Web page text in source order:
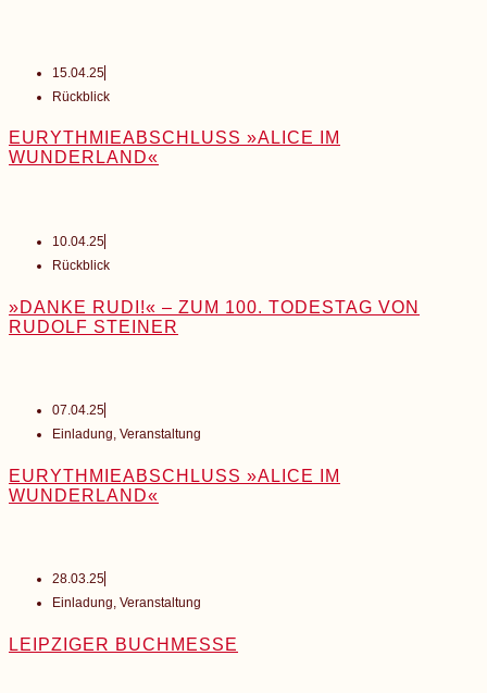
15.04.25
Rückblick
EURYTHMIEABSCHLUSS »ALICE IM
WUNDERLAND«
10.04.25
Rückblick
»DANKE RUDI!« – ZUM 100. TODESTAG VON
RUDOLF STEINER
07.04.25
Einladung, Veranstaltung
EURYTHMIEABSCHLUSS »ALICE IM
WUNDERLAND«
28.03.25
Einladung, Veranstaltung
LEIPZIGER BUCHMESSE